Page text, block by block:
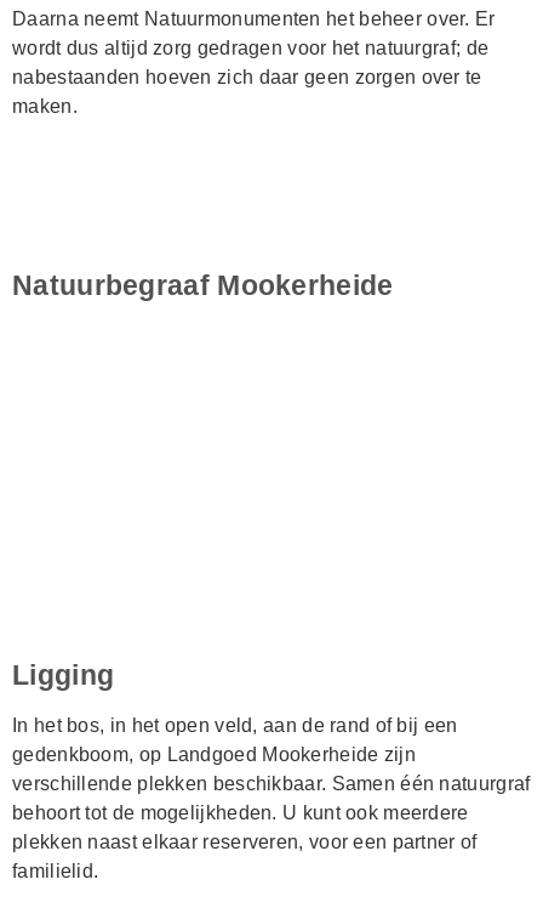
Daarna neemt Natuurmonumenten het beheer over. Er
wordt dus altijd zorg gedragen voor het natuurgraf; de
nabestaanden hoeven zich daar geen zorgen over te
maken.
Natuurbegraaf Mookerheide
Ligging
In het bos, in het open veld, aan de rand of bij een
gedenkboom, op Landgoed Mookerheide zijn
verschillende plekken beschikbaar. Samen één natuurgraf
behoort tot de mogelijkheden. U kunt ook meerdere
plekken naast elkaar reserveren, voor een partner of
familielid.